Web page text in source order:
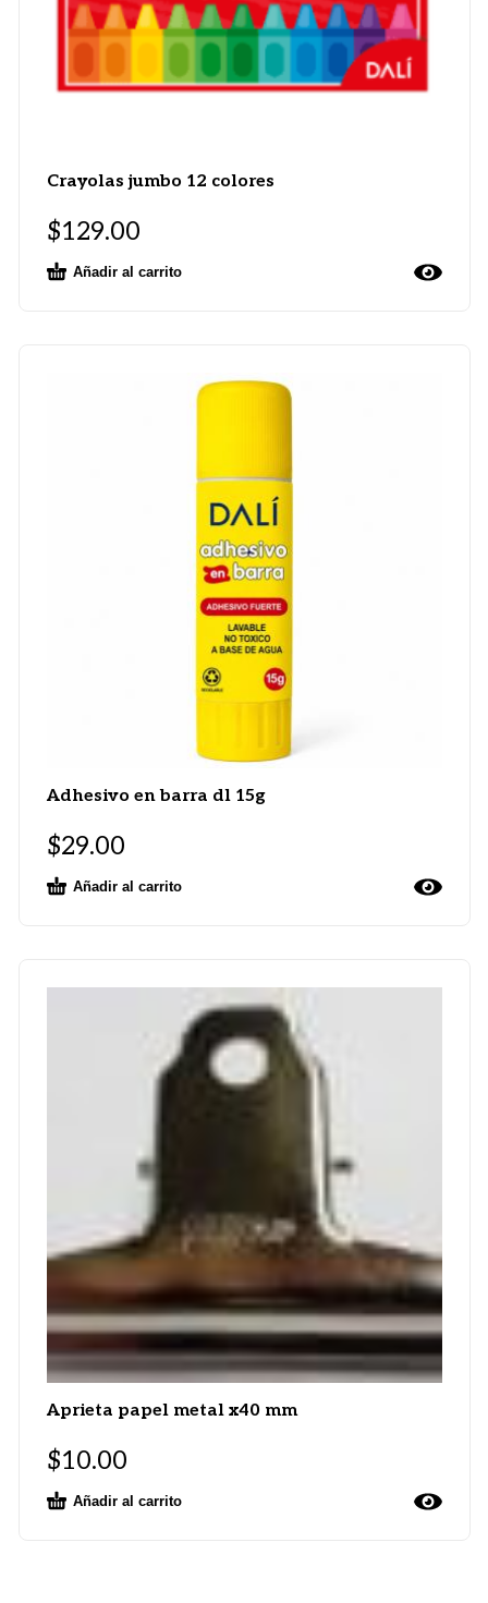
Crayolas jumbo 12 colores
$129.00
Añadir al carrito
Adhesivo en barra dl 15g
$29.00
Añadir al carrito
Aprieta papel metal x40 mm
$10.00
Añadir al carrito